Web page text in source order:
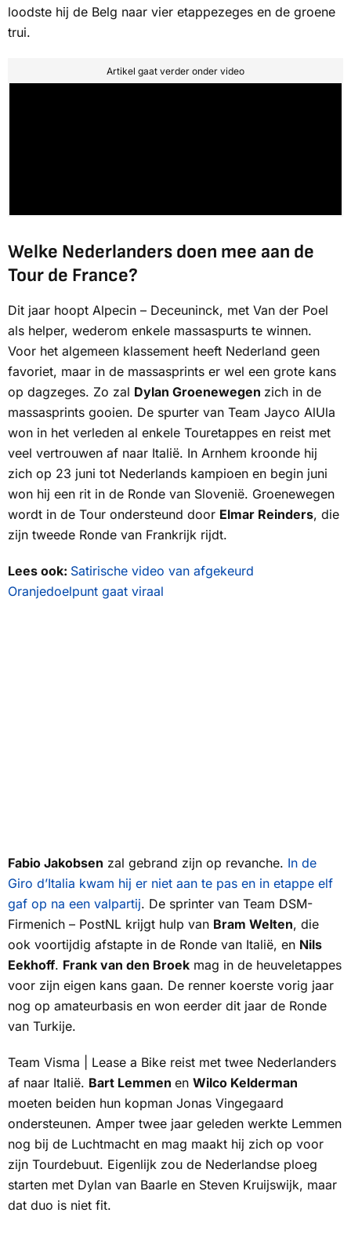
loodste hij de Belg naar vier etappezeges en de groene
trui.
Artikel gaat verder onder video
Welke Nederlanders doen mee aan de
Tour de France?
Dit jaar hoopt Alpecin – Deceuninck, met Van der Poel
als helper, wederom enkele massaspurts te winnen.
Voor het algemeen klassement heeft Nederland geen
favoriet, maar in de massasprints er wel een grote kans
op dagzeges. Zo zal Dylan Groenewegen zich in de
massasprints gooien. De spurter van Team Jayco AlUla
won in het verleden al enkele Touretappes en reist met
veel vertrouwen af naar Italië. In Arnhem kroonde hij
zich op 23 juni tot Nederlands kampioen en begin juni
won hij een rit in de Ronde van Slovenië. Groenewegen
wordt in de Tour ondersteund door Elmar Reinders, die
zijn tweede Ronde van Frankrijk rijdt.
Lees ook: Satirische video van afgekeurd
Oranjedoelpunt gaat viraal
Fabio Jakobsen zal gebrand zijn op revanche. In de
Giro d’Italia kwam hij er niet aan te pas en in etappe elf
gaf op na een valpartij. De sprinter van Team DSM-
Firmenich – PostNL krijgt hulp van Bram Welten, die
ook voortijdig afstapte in de Ronde van Italië, en Nils
Eekhoff. Frank van den Broek mag in de heuveletappes
voor zijn eigen kans gaan. De renner koerste vorig jaar
nog op amateurbasis en won eerder dit jaar de Ronde
van Turkije.
Team Visma | Lease a Bike reist met twee Nederlanders
af naar Italië. Bart Lemmen en Wilco Kelderman
moeten beiden hun kopman Jonas Vingegaard
ondersteunen. Amper twee jaar geleden werkte Lemmen
nog bij de Luchtmacht en mag maakt hij zich op voor
zijn Tourdebuut. Eigenlijk zou de Nederlandse ploeg
starten met Dylan van Baarle en Steven Kruijswijk, maar
dat duo is niet fit.